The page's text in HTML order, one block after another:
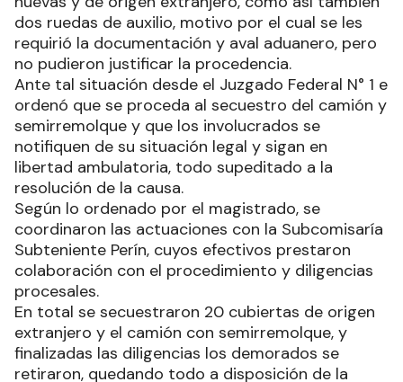
dos ruedas de auxilio, motivo por el cual se les
requirió la documentación y aval aduanero, pero
no pudieron justificar la procedencia.
Ante tal situación desde el Juzgado Federal N° 1 e
ordenó que se proceda al secuestro del camión y
semirremolque y que los involucrados se
notifiquen de su situación legal y sigan en
libertad ambulatoria, todo supeditado a la
resolución de la causa.
Según lo ordenado por el magistrado, se
coordinaron las actuaciones con la Subcomisaría
Subteniente Perín, cuyos efectivos prestaron
colaboración con el procedimiento y diligencias
procesales.
En total se secuestraron 20 cubiertas de origen
extranjero y el camión con semirremolque, y
finalizadas las diligencias los demorados se
retiraron, quedando todo a disposición de la